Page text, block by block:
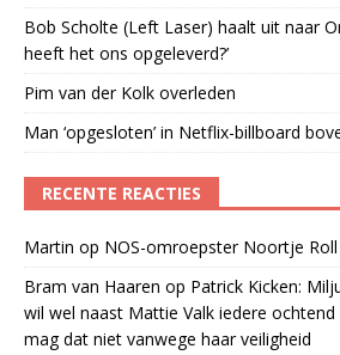
Bob Scholte (Left Laser) haalt uit naar
heeft het ons opgeleverd?’
Pim van der Kolk overleden
Man ‘opgesloten’ in Netflix-billboard
RECENTE REACTIES
Martin op NOS-omroepster Noortje
Bram van Haaren op Patrick Kicken:
wil wel naast Mattie Valk iedere
mag dat niet vanwege haar veiligheid